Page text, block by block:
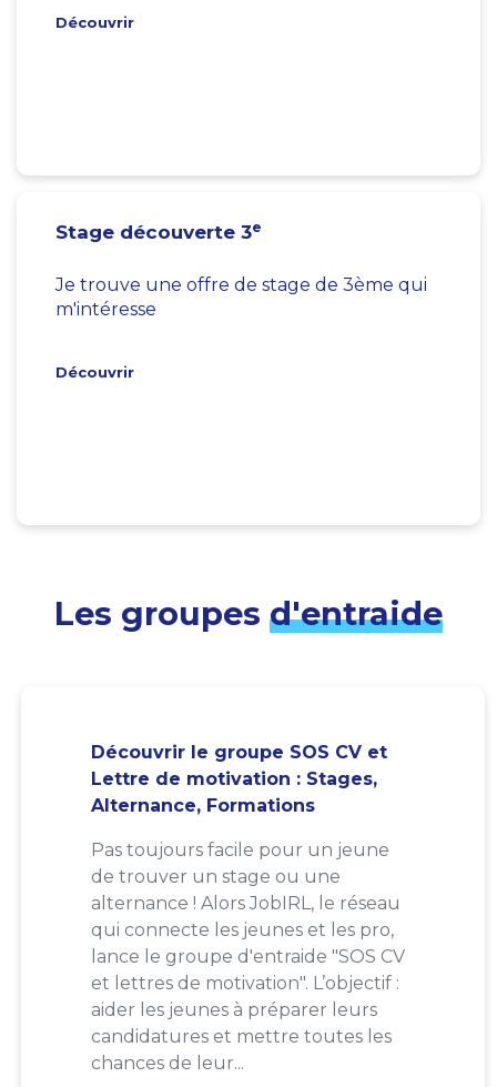
Découvrir
Stage découverte 3e
Je trouve une offre de stage de 3ème qui
m'intéresse
Découvrir
Les groupes d'entraide
Découvrir le groupe SOS CV et
Lettre de motivation : Stages,
Alternance, Formations
Pas toujours facile pour un jeune
de trouver un stage ou une
alternance ! Alors JobIRL, le réseau
qui connecte les jeunes et les pro,
lance le groupe d'entraide "SOS CV
et lettres de motivation". L’objectif :
aider les jeunes à préparer leurs
candidatures et mettre toutes les
chances de leur...